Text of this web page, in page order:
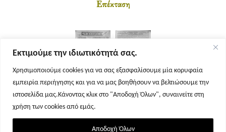
Εκτιμούμε την ιδιωτικότητά σας.
Χρησιμοποιούμε cookies για να σας εξασφαλίσουμε μία κορυφαία
εμπειρία περιήγησης και για να μας βοηθήσουν να βελτιώσουμε την
ιστοσελίδα μας.Κάνοντας κλικ στο "Αποδοχή Όλων", συναινείτε στη
χρήση των cookies από εμάς.
Αποδοχή Όλων
Επέκταση
Σελίδα 1 Σελίδα 2